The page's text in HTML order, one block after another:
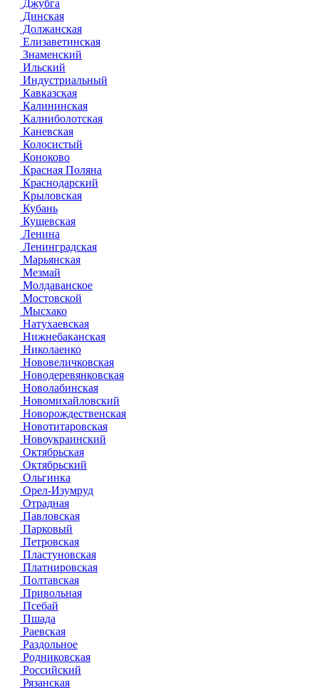
Джубга
Динская
Должанская
Елизаветинская
Знаменский
Ильский
Индустриальный
Кавказская
Калининская
Калниболотская
Каневская
Колосистый
Коноково
Красная Поляна
Краснодарский
Крыловская
Кубань
Кущевская
Ленина
Ленинградская
Марьянская
Мезмай
Молдаванское
Мостовской
Мысхако
Натухаевская
Нижнебаканская
Николаенко
Нововеличковская
Новодеревянковская
Новолабинская
Новомихайловский
Новорождественская
Новотитаровская
Новоукраинский
Октябрьская
Октябрьский
Ольгинка
Орел-Изумруд
Отрадная
Павловская
Парковый
Петровская
Пластуновская
Платнировская
Полтавская
Привольная
Псебай
Пшада
Раевская
Раздольное
Родниковская
Российский
Рязанская